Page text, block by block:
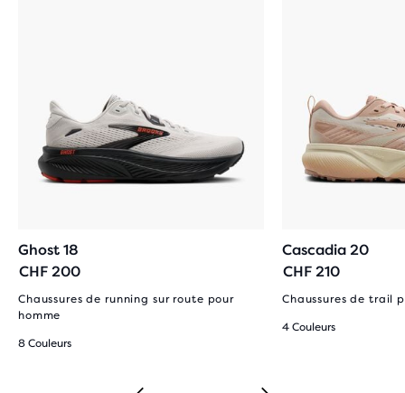
Ghost 18
CHF 200
Chaussures de running sur route pour
homme
8 Couleurs
Cascadia 20
CHF 210
Chaussures de trail
4 Couleurs